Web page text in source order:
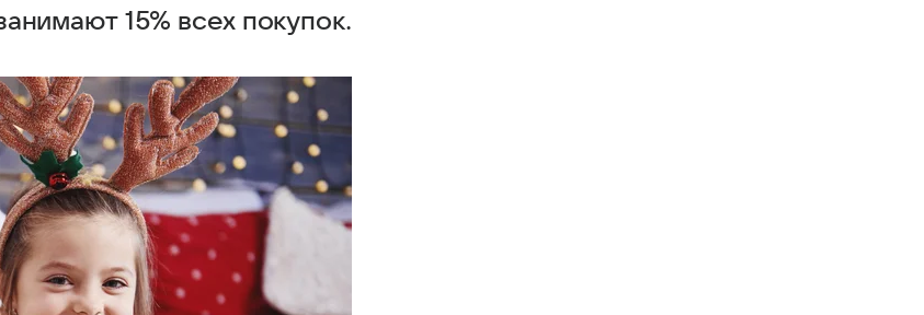
15% всех покупок.